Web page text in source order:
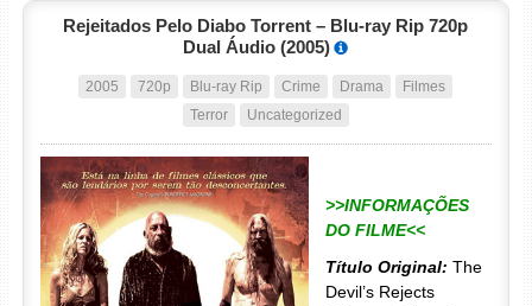
Rejeitados Pelo Diabo Torrent – Blu-ray Rip 720p
Dual Áudio (2005)
2005 720p Blu-ray Rip Crime Drama
Filmes
Terror
Uncategorized
>>INFORMAÇÕES
DO FILME<<
Título Original: The
Devil’s Rejects